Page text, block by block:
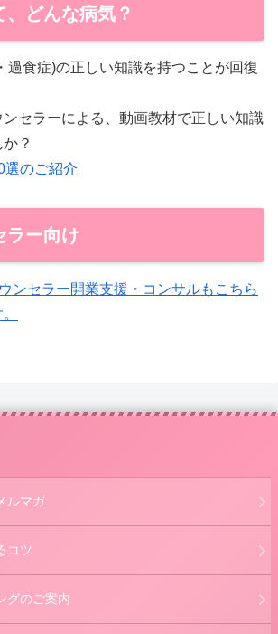
どんな病気？
過食症)の正しい知識を持つことが回復
セラーによる、動画教材で正しい知識
？
のご紹介
ラー向け
ンセラー開業支援・コンサルもこちら
ルマガ
コツ
グのご案内